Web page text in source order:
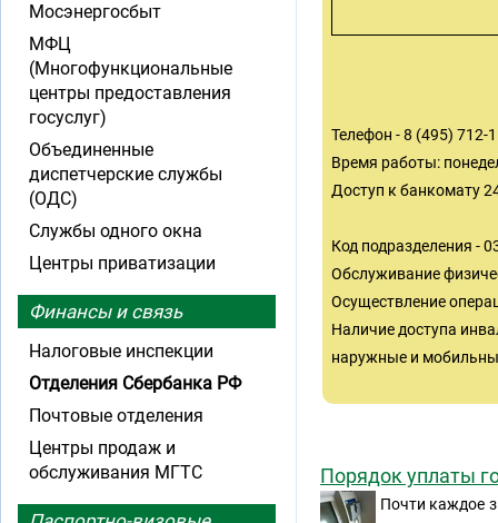
Телефон - 8 (495) 712-
Время работы:
Доступ к банкомату
Код подразделения -
Обслуживание
Осуществление
Наличие доступа
наружные и
Порядок уплаты
Почти каждое
Мосэнергосбыт
МФЦ
(Многофункциональные
центры предоставления
госуслуг)
Объединенные
диспетчерские службы
(ОДС)
Службы одного окна
Центры приватизации
Финансы и связь
Налоговые инспекции
Отделения Сбербанка РФ
Почтовые отделения
Центры продаж и
обслуживания МГТС